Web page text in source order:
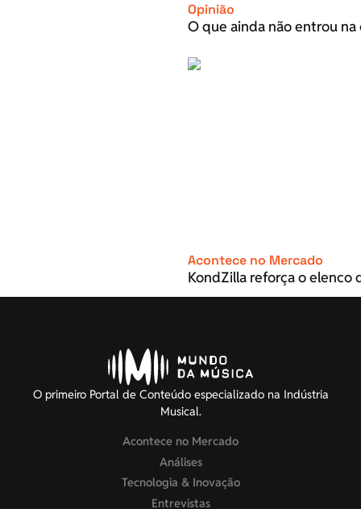
Opinião
O que ainda não entrou
Acontece no Mercado
KondZilla reforça o elenco
O primeiro Portal de Conteúdo especializado na Indústria
Musical.
Acontece no Mercado
Análises
Tecnologia & Inovação
Entrevistas